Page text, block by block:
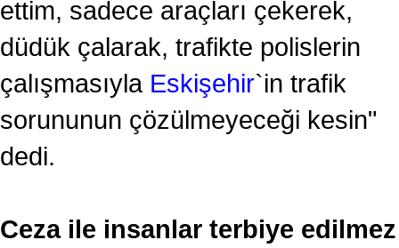
ettim, sadece araçları çekerek,
düdük çalarak, trafikte polislerin
çalışmasıyla Eskişehir`in trafik
sorununun çözülmeyeceği kesin"
dedi.
Ceza ile insanlar terbiye edilmez